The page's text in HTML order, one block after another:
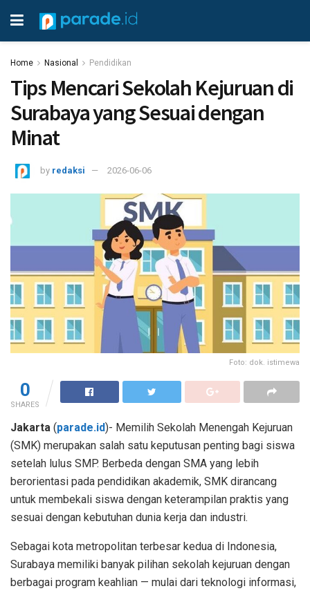
Home Nasional Pendidikan
Tips Mencari Sekolah Kejuruan di
Surabaya yang Sesuai dengan
Minat
by redaksi 2026-06-06
Foto: dok. istimewa
0
SHARES
Jakarta (parade.id)- Memilih Sekolah Menengah Kejuruan
(SMK) merupakan salah satu keputusan penting bagi siswa
setelah lulus SMP. Berbeda dengan SMA yang lebih
berorientasi pada pendidikan akademik, SMK dirancang
untuk membekali siswa dengan keterampilan praktis yang
sesuai dengan kebutuhan dunia kerja dan industri.
Sebagai kota metropolitan terbesar kedua di Indonesia,
Surabaya memiliki banyak pilihan sekolah kejuruan dengan
berbagai program keahlian — mulai dari teknologi informasi,